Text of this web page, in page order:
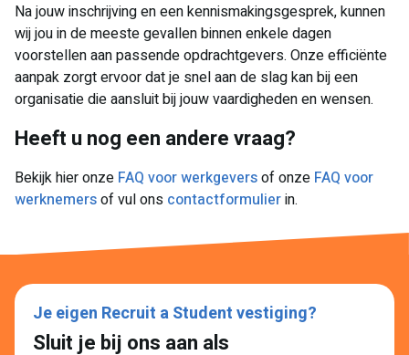
Na jouw inschrijving en een kennismakingsgesprek, kunnen
wij jou in de meeste gevallen binnen enkele dagen
voorstellen aan passende opdrachtgevers. Onze efficiënte
aanpak zorgt ervoor dat je snel aan de slag kan bij een
organisatie die aansluit bij jouw vaardigheden en wensen.
Heeft u nog een andere vraag?
Bekijk hier onze FAQ voor werkgeversof onze FAQ voor
werknemersof vul ons contactformulierin.
Je eigen Recruit a Student vestiging?
Sluit je bij ons aan als